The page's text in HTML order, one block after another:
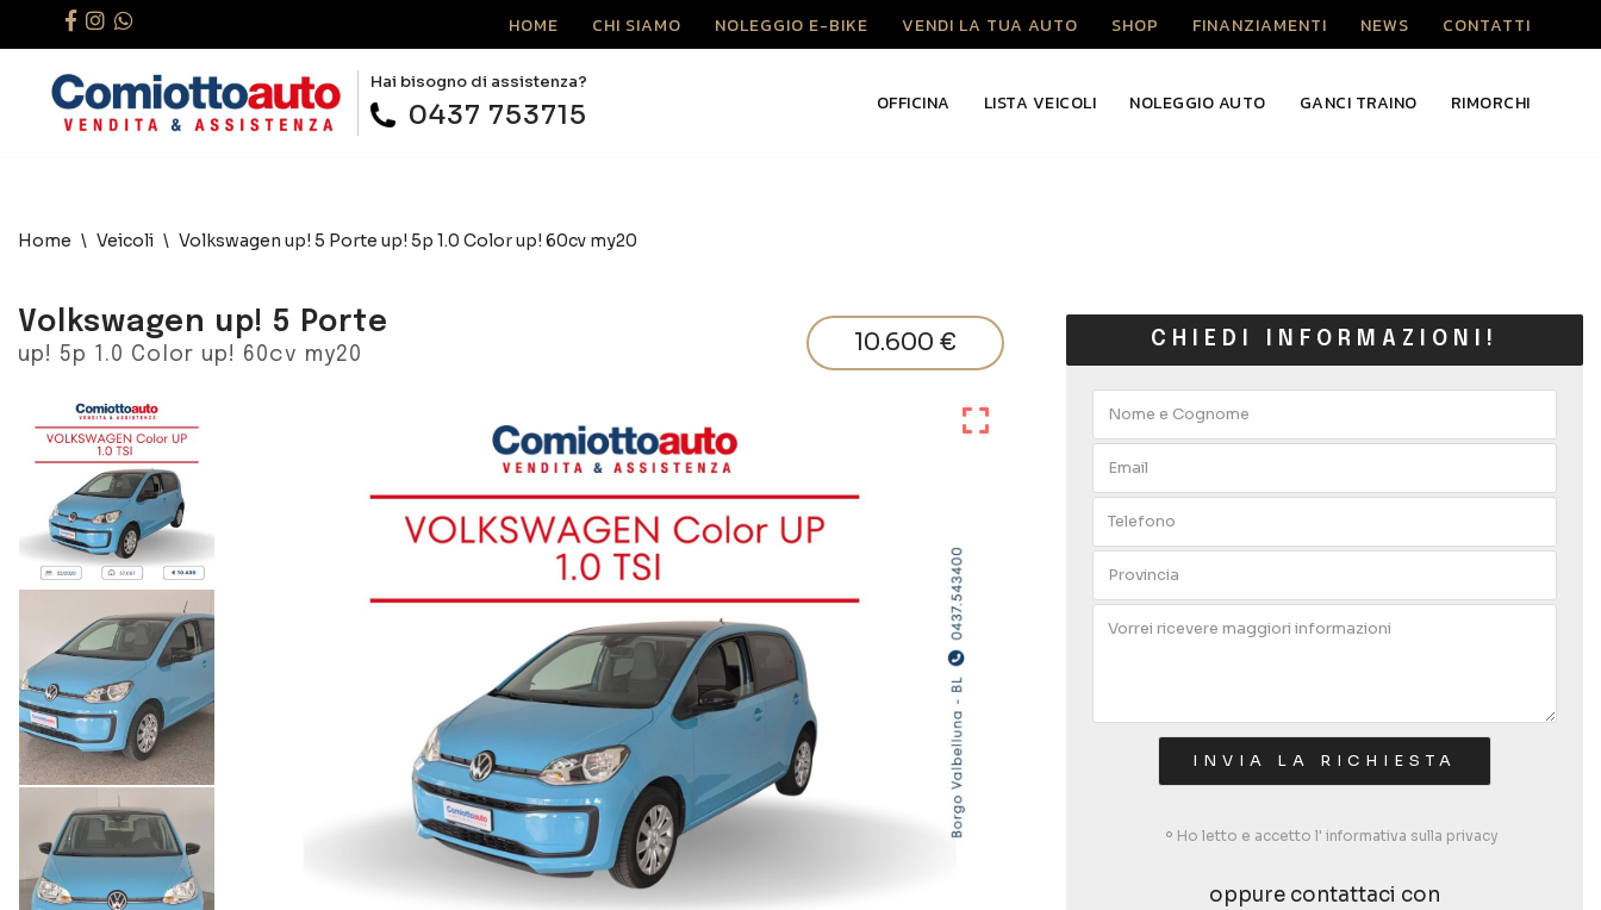
HOME CHI SIAMO NOLEGGIO E-BIKE VENDI LA TUA AUTO SHOP FINANZIAMENTI NEWS CONTATTI
Hai bisogno di assistenza?
0437 753715 OFFICINA LISTA VEICOLI NOLEGGIO AUTO GANCI TRAINO RIMORCHI
Home \ Veicoli \ Volkswagen up! 5 Porte up! 5p 1.0 Color up! 60cv my20
Volkswagen up! 5 Porte
up! 5p 1.0 Color up! 60cv my20 10.600 € CHIEDI INFORMAZIONI!
Ho letto e accetto l' informativa sulla privacy
oppure contattaci con